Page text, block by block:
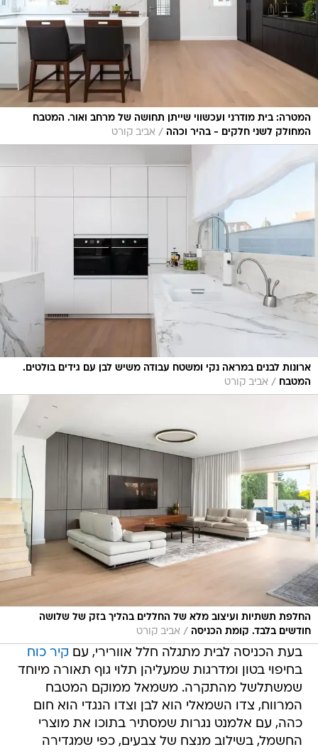
המטרה: בית מודרני ועכשווי שייתן תחושה של מרחב ואור. המטבח
המחולק לשני חלקים - בהיר וכהה / אביב קורט
ארונות לבנים במראה נקי ומשטח עבודה משיש לבן עם גידים בולטים.
המטבח
/ אביב קורט
החלפת תשתיות ועיצוב מלא של החללים בהליך בזק של שלושה
חודשים בלבד. קומת הכניסה / אביב קורט
בעת הכניסה לבית מתגלה חלל אוורירי, עם קיר כוח
בחיפוי בטון ומדרגות שמעליהן תלוי גוף תאורה מיוחד
שמשתלשל מהתקרה. משמאל ממוקם המטבח
המרווח, צדו השמאלי הוא לבן וצדו הנגדי הוא חום
כהה, עם אלמנט נגרות שמסתיר בתוכו את מוצרי
החשמל, בשילוב מנצח של צבעים, כפי שמגדירה